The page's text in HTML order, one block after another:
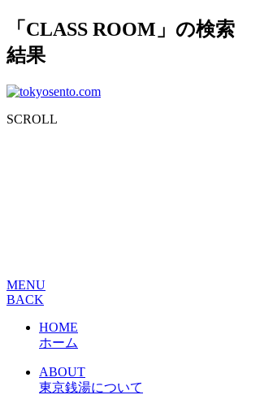
「CLASS ROOM」の検索
結果
SCROLL
MENU
BACK
HOME
ホーム
ABOUT
東京銭湯について